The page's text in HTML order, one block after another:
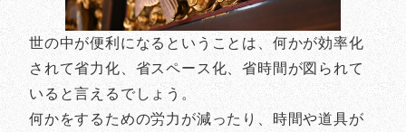
世の中が便利になるということは、何かが効率化
されて省力化、省スペース化、省時間が図られて
いると言えるでしょう。
何かをするための労力が減ったり、時間や道具が